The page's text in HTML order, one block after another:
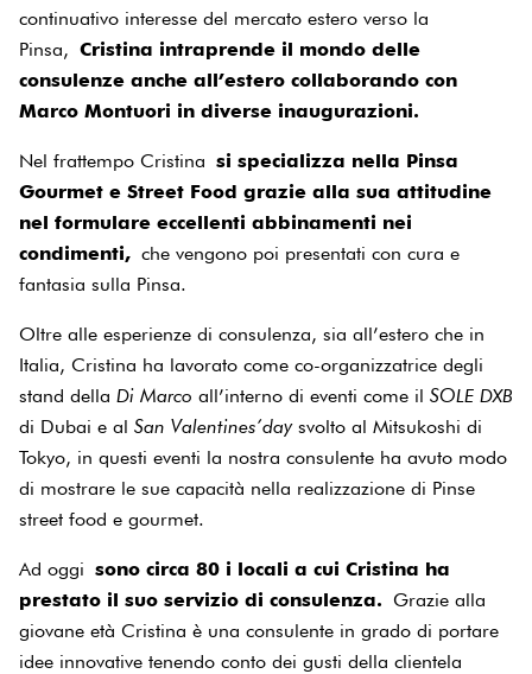
continuativo interesse del mercato estero verso la
Pinsa, Cristina intraprende il mondo delle
consulenze anche all’estero collaborando con
Marco Montuori in diverse inaugurazioni.
Nel frattempo Cristina si specializza nella Pinsa
Gourmet e Street Food grazie alla sua attitudine
nel formulare eccellenti abbinamenti nei
condimenti, che vengono poi presentati con cura e
fantasia sulla Pinsa.
Oltre alle esperienze di consulenza, sia all’estero che in
Italia, Cristina ha lavorato come co-organizzatrice degli
stand della Di Marco all’interno di eventi come il SOLE DXB
di Dubai e al San Valentines’daysvolto al Mitsukoshi di
Tokyo, in questi eventi la nostra consulente ha avuto modo
di mostrare le sue capacità nella realizzazione di Pinse
street food e gourmet.
Ad oggi sono circa 80 i locali a cui Cristina ha
prestato il suo servizio di consulenza. Grazie alla
giovane età Cristina è una consulente in grado di portare
idee innovative tenendo conto dei gusti della clientela